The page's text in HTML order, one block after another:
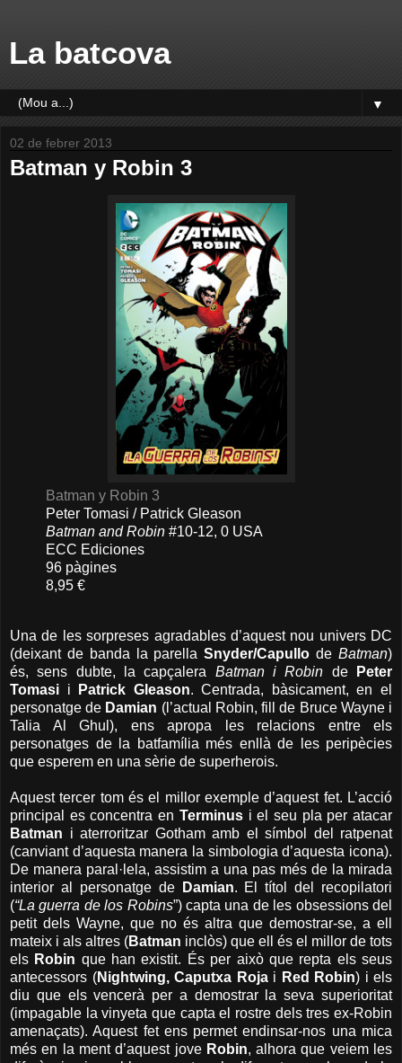
La batcova
▼
02 de febrer 2013
Batman y Robin 3
Batman y Robin 3
Peter Tomasi / Patrick Gleason
Batman and Robin #10-12, 0 USA
ECC Ediciones
96 pàgines
8,95 €
Una de les sorpreses agradables d’aquest nou univers DC
(deixant de banda la parellaSnyder/CapullodeBatman)
és, sens dubte, la capçalera Batman i Robin de
Peter
Tomasi i Patrick Gleason. Centrada, bàsicament, en el
personatge de Damian (l’actual Robin, fill de Bruce Wayne i
Talia Al Ghul), ens apropa les relacions entre els
personatges de la batfamília més enllà de les peripècies
que esperem en una sèrie de superherois.
Aquest tercer tom és el millor exemple d’aquest fet. L’acció
principal es concentra en Terminusi el seu pla per atacar
Batman i aterroritzar Gotham amb el símbol del ratpenat
(canviant d’aquesta manera la simbologia d’aquesta icona).
De manera paral·lela, assistim a una pas més de la mirada
interior al personatge de
Damian. El títol del recopilatori
(“La guerra de los Robins”) capta una de les obsessions del
petit dels Wayne, que no és altra que demostrar-se, a ell
mateix i als altres (Batman inclòs) que ell és el millor de tots
els Robin que han existit. És per això que repta els seus
antecessors (Nightwing, Caputxa Rojai Red Robin) i els
diu que els vencerà per a demostrar la seva superioritat
(impagable la vinyeta que capta el rostre dels tres ex-Robin
amenaçats). Aquest fet ens permet endinsar-nos una mica
més en la ment d’aquest jove Robin, alhora que veiem les